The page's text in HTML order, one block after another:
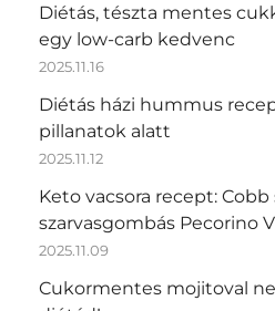
Diétás, tészta mentes
egy low-carb kedvenc
2025.11.16
Diétás házi hummus
pillanatok alatt
2025.11.12
Keto vacsora recept: Cobb
szarvasgombás Pecorino
2025.11.09
Cukormentes mojitoval